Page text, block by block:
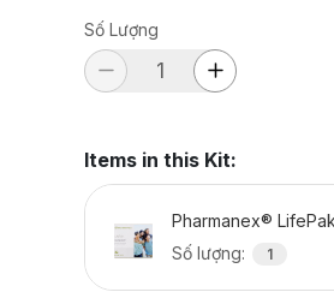
Số Lượng
Items in this Kit:
Pharmanex®
Số lượng: 1